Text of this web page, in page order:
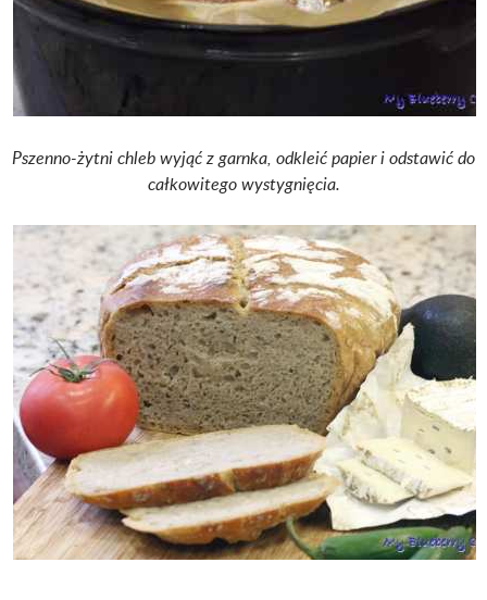
Pszenno-żytni chleb wyjąć z garnka, odkleić papier i odstawić do
całkowitego wystygnięcia.